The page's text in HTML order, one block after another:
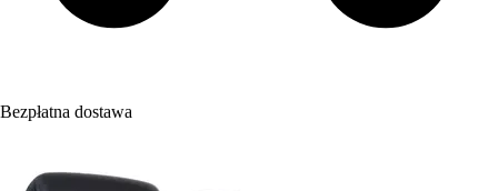
Bezpłatna dostawa